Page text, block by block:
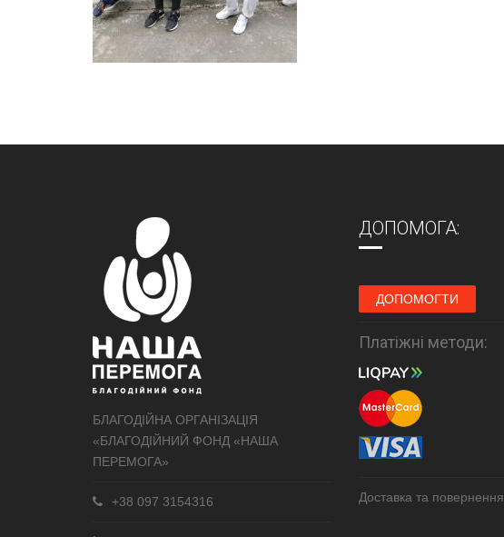
БЛАГОДІЙНА ОРГАНІЗАЦІЯ
«БЛАГОДІЙНИЙ ФОНД «НАША
ПЕРЕМОГА»
+38 097 3154316
ДОПОМОГА:
ДОПОМОГТИ
Платіжні методи:
Доставка та повернення